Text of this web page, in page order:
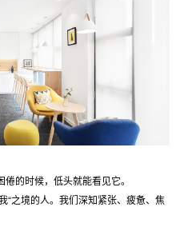
的时候，低头就能看见它。
“之境的人。我们深知紧张、疲惫、焦